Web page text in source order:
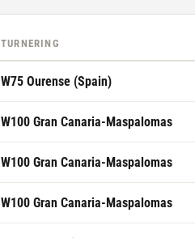
TURNERING
W75 Ourense (Spain)
W100 Gran Canaria-Maspalomas
W100 Gran Canaria-Maspalomas
W100 Gran Canaria-Maspalomas